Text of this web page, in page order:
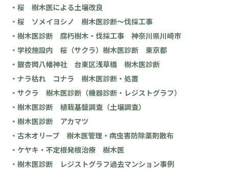
・桜 樹木医による土壌改良
・桜 ソメイヨシノ 樹木医診断～伐採工事
・樹木医診断 腐朽樹木・伐採工事 神奈川県川崎市
・学校施設内 桜（サクラ）樹木医診断 東京都
・銀杏岡八幡神社 台東区浅草橋 樹木医診断
・ナラ枯れ コナラ 樹木医診断・処置
・サクラ 樹木医診断（機器診断・レジストグラフ）
・樹木医診断 植栽基盤調査（土壌調査）
・樹木医診断 アカマツ
・古木オリーブ 樹木医管理・病虫害防除薬剤散布
・ケヤキ・不定根発根治療 樹木医
・樹木医診断 レジストグラフ過去マンション事例